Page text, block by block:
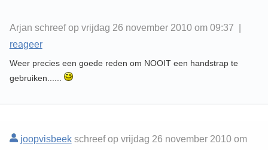
Arjan schreef op vrijdag 26 november 2010 om 09:37 |
reageer
Weer precies een goede reden om NOOIT een handstrap te
gebruiken......
joopvisbeekschreef op vrijdag 26 november 2010 om